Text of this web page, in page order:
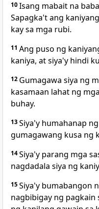
10Isang mabait na
Sapagka't ang
kay sa mga rubi.
11 Ang puso ng
kaniya, at siya'y hindi
12 Gumagawa siya ng
kasamaan lahat ng
buhay.
13Siya'y humahanap
gumagawang kusa ng
14Siya'y parang mga
nagdadala siya ng
15Siya'y bumabangon
nagbibigay ng pagkain